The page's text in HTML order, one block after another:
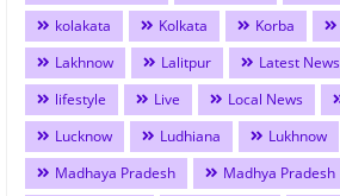
kolakata
Kolkata Korba
Lakhnow
Lalitpur Latest News
lifestyle
Live Local News
Lucknow
Ludhiana Lukhnow
Madhaya Pradesh
Madhya Pradesh